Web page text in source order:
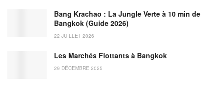
Bang Krachao : La Jungle Verte à 10 min de
Bangkok (Guide 2026)
22 JUILLET 2026
Les Marchés Flottants à Bangkok
29 DÉCEMBRE 2025